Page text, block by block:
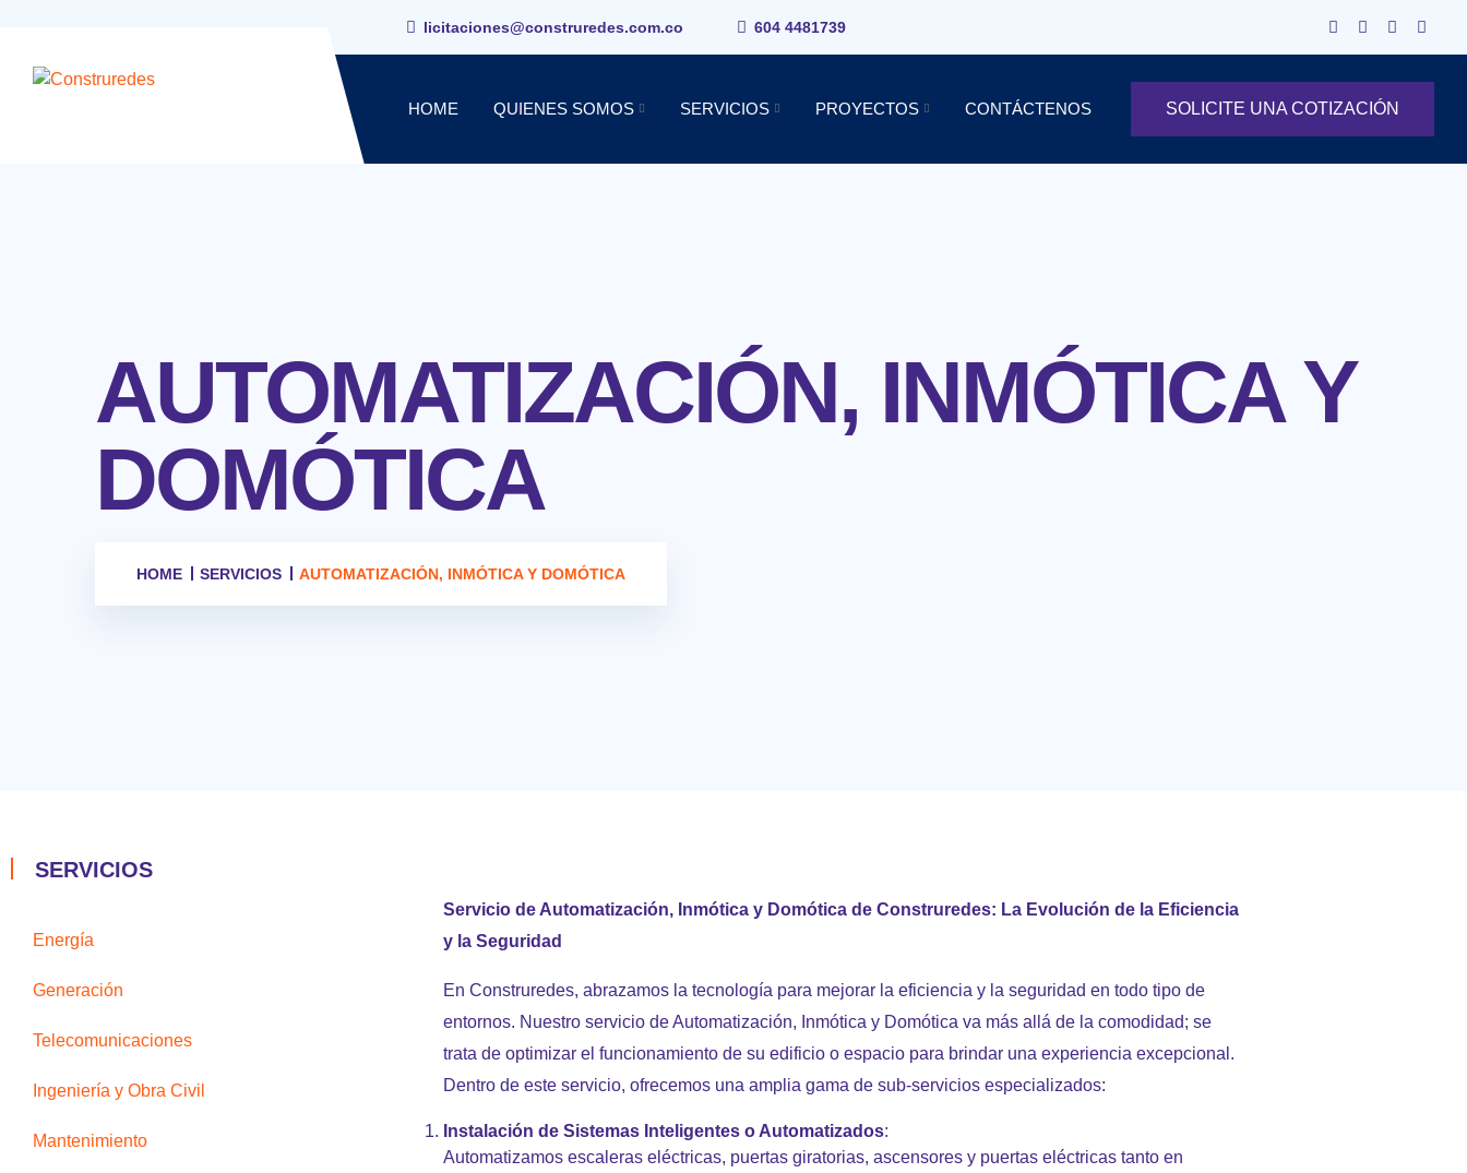
licitaciones@construredes.com.co 604 4481739
SOLICITE UNA COTIZACIÓN
HOME QUIENES SOMOS SERVICIOS PROYECTOS CONTÁCTENOS
AUTOMATIZACIÓN, INMÓTICA Y
DOMÓTICA
HOME SERVICIOS AUTOMATIZACIÓN, INMÓTICA Y DOMÓTICA
SERVICIOS
Energía
Generación
Telecomunicaciones
Ingeniería y Obra Civil
Mantenimiento
Servicio de Automatización, Inmótica y Domótica de Construredes: La Evolución de la Eficiencia
y la Seguridad
En Construredes, abrazamos la tecnología para mejorar la eficiencia y la seguridad en todo tipo de
entornos. Nuestro servicio de Automatización, Inmótica y Domótica va más allá de la comodidad; se
trata de optimizar el funcionamiento de su edificio o espacio para brindar una experiencia excepcional.
Dentro de este servicio, ofrecemos una amplia gama de sub-servicios especializados:
Instalación de Sistemas Inteligentes o Automatizados:
Automatizamos escaleras eléctricas, puertas giratorias, ascensores y puertas eléctricas tanto en